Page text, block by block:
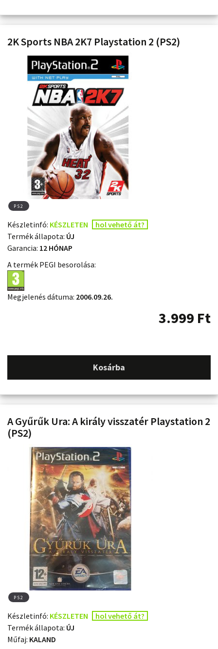
2K Sports NBA 2K7 Playstation 2 (PS2)
PS2
Készletinfó: KÉSZLETEN
hol vehető át?
Termék állapota: ÚJ
Garancia: 12 HÓNAP
A termék PEGI besorolása:
Megjelenés dátuma: 2006.09.26.
3.999 Ft
Kosárba
A Gyűrűk Ura: A király visszatér Playstation 2
(PS2)
PS2
Készletinfó: KÉSZLETEN
hol vehető át?
Termék állapota: ÚJ
Műfaj: KALAND